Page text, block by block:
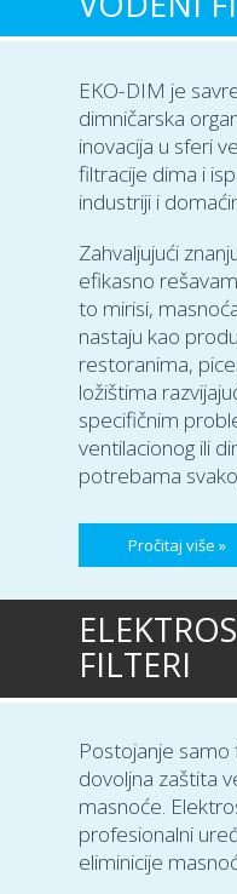
EKO-DIM je
dimničarska
inovacija u sferi
filtracije dima i
industriji i
Zahvaljujući
efikasno
to mirisi,
nastaju kao
restoranima,
ložištima
specifičnim
ventilacionog ili
potrebama
Pročitaj više »
FILTERI
Postojanje
dovoljna zaštita
masnoće.
profesionalni
eliminicije